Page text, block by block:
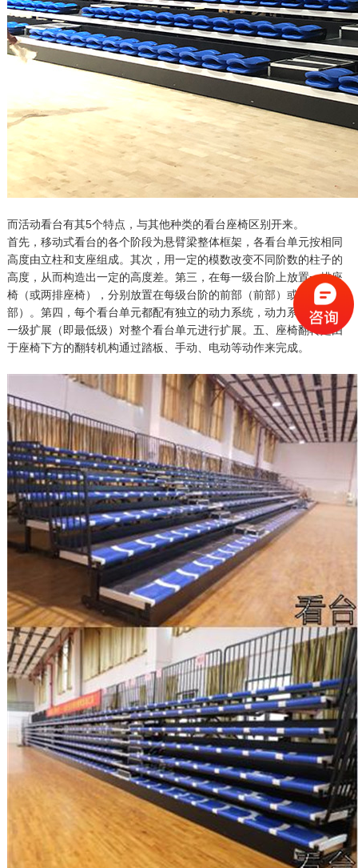
而活动看台有其5个特点，与其他种类的看台座椅区别开来。
首先，移动式看台的各个阶段为悬臂梁整体框架，各看台单元按相同
高度由立柱和支座组成。其次，用一定的模数改变不同阶数的柱子的
高度，从而构造出一定的高度差。第三，在每一级台阶上放置一排座
椅（或两排座椅），分别放置在每级台阶的前部（前部）或后部（后
部）。第四，每个看台单元都配有独立的动力系统，动力系统通过第
一级扩展（即最低级）对整个看台单元进行扩展。五、座椅翻转是由
于座椅下方的翻转机构通过踏板、手动、电动等动作来完成。